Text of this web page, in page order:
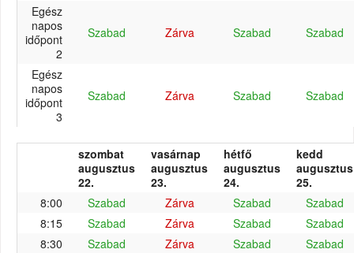
Egész
napos
időpont
2
Szabad Zárva Szabad Szabad
Egész
napos
időpont
3
Szabad Zárva Szabad Szabad
szombat
augusztus
22.
vasárnap
augusztus
23.
hétfő
augusztus
24.
kedd
augusztus
25.
8:00
Szabad Zárva Szabad
Szabad
8:15
Szabad Zárva Szabad
Szabad
8:30
Szabad Zárva Szabad
Szabad